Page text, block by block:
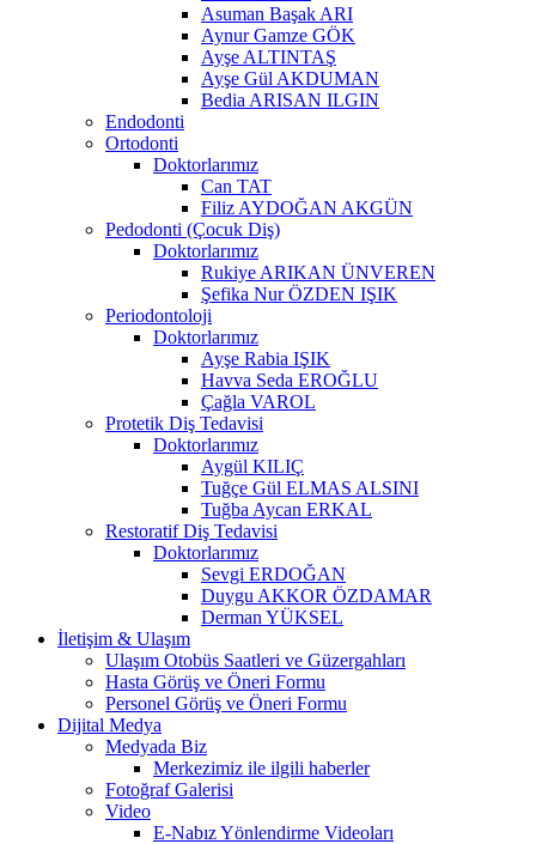
Asuman Başak ARI
Aynur Gamze GÖK
Ayşe ALTINTAŞ
Ayşe Gül AKDUMAN
Bedia ARISAN ILGIN
Endodonti
Ortodonti
Doktorlarımız
Can TAT
Filiz AYDOĞAN AKGÜN
Pedodonti (Çocuk Diş)
Doktorlarımız
Rukiye ARIKAN ÜNVEREN
Şefika Nur ÖZDEN IŞIK
Periodontoloji
Doktorlarımız
Ayşe Rabia IŞIK
Havva Seda EROĞLU
Çağla VAROL
Protetik Diş Tedavisi
Doktorlarımız
Aygül KILIÇ
Tuğçe Gül ELMAS ALSINI
Tuğba Aycan ERKAL
Restoratif Diş Tedavisi
Doktorlarımız
Sevgi ERDOĞAN
Duygu AKKOR ÖZDAMAR
Derman YÜKSEL
İletişim & Ulaşım
Ulaşım Otobüs Saatleri ve Güzergahları
Hasta Görüş ve Öneri Formu
Personel Görüş ve Öneri Formu
Dijital Medya
Medyada Biz
Merkezimiz ile ilgili haberler
Fotoğraf Galerisi
Video
E-Nabız Yönlendirme Videoları